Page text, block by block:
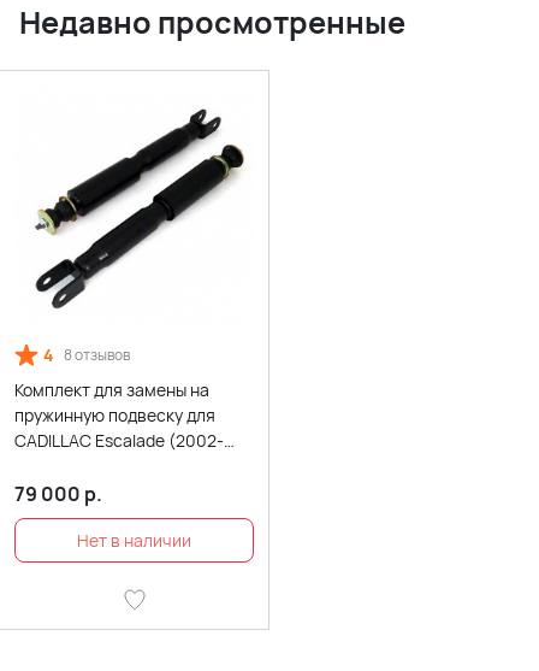
Недавно просмотренные
4 8 отзывов
Комплект для замены на
пружинную подвеску для
CADILLAC Escalade (2002-
79 000 р.